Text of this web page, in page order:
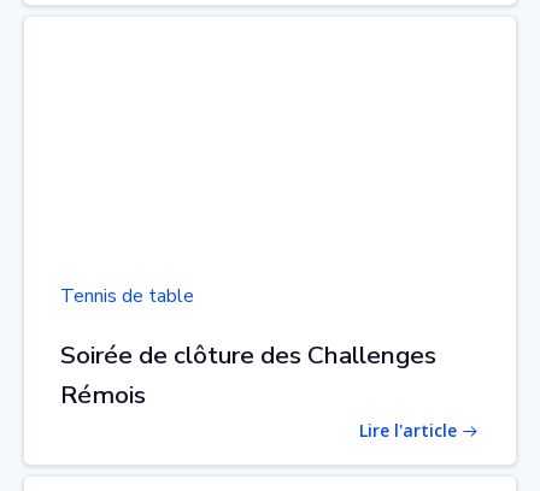
Tennis de table
Soirée de clôture des Challenges
Rémois
Lire l'article